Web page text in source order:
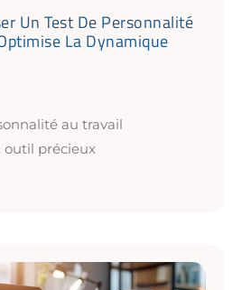
Un Test De Personnalité
La Dynamique
au travail
outil précieux